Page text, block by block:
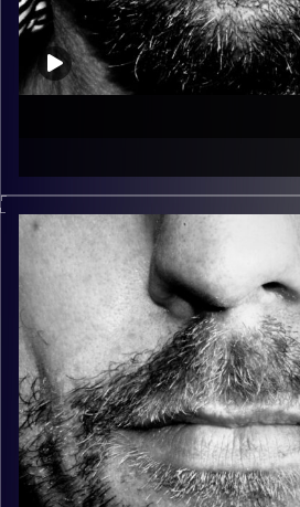
של הופעות חיות. הרבה ג'אם, רוק,
בלוז, bluegrass, ג'אז, Fאנק, פרוגרסיב ואפילו אלקטרוניקה.
David